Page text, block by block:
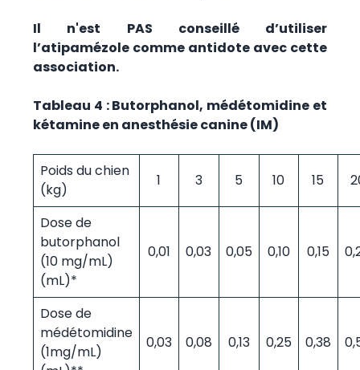
Il n'est PAS conseillé d’utiliser
l’atipamézole comme antidote avec cette
association.
Tableau 4 : Butorphanol, médétomidine et
kétamine en anesthésie canine (IM)
Poids du chien
(kg)
1 3 5 10 15
Dose de
butorphanol
(10 mg/mL)
(mL)*
0,01 0,03 0,05 0,10 0,15
Dose de
médétomidine
(1mg/mL)
0,03 0,08 0,13 0,25 0,38